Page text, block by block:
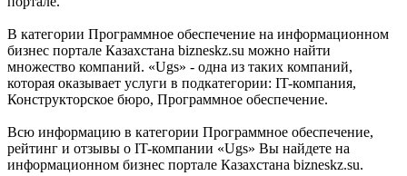
В категории Программное обеспечение на информационном
бизнес портале Казахстана bizneskz.su можно найти
множество компаний. «Ugs» - одна из таких компаний,
которая оказывает услуги в подкатегории: IT-компания,
Конструкторское бюро, Программное обеспечение.
Всю информацию в категории Программное обеспечение,
рейтинг и отзывы о IT-компании «Ugs» Вы найдете на
информационном бизнес портале Казахстана bizneskz.su.